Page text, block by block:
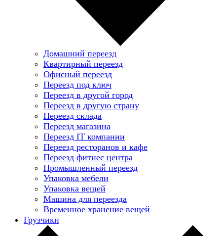
Домашний переезд
Квартирный переезд
Офисный переезд
Переезд под ключ
Переезд в другой город
Переезд в другую страну
Переезд склада
Переезд магазина
Переезд IT компании
Переезд ресторанов и кафе
Переезд фитнес центра
Промышленный переезд
Упаковка мебели
Упаковка вещей
Машина для переезда
Временное хранение вещей
Грузчики